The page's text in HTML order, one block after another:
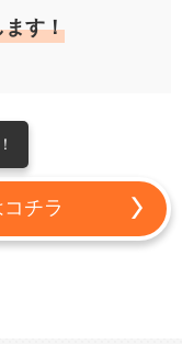
ます！
チラ